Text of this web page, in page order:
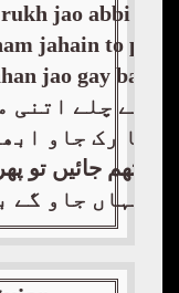
jao abbi
jahain to pir
jao gay
کے چلے اتنی
کہا رک جاو
تھم جائیں تو
کہاں جاو گے